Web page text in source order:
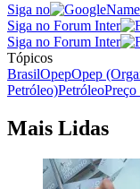
Siga no
Siga no Forum Inter
Siga no Forum Inter
Tópicos
BrasilOpepOpep
Petróleo)PetróleoPreço
Mais Lidas